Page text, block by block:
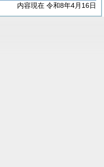
内容現在 令和8年4月16日